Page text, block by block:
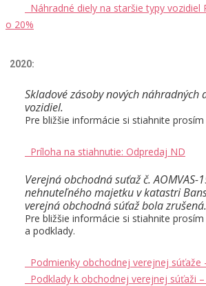
Náhradné diely na staršie typy vozidiel
o 20%
2020:
Skladové zásoby nových náhradných
vozidiel.
Pre bližšie informácie si stiahnite
Príloha na stiahnutie: Odpredaj ND
Verejná obchodná suťaž č.
nehnuteľného majetku v katastri
verejná obchodná súťaž bola zrušená.
Pre bližšie informácie si stiahnite
a podklady.
Podmienky obchodnej verejnej súťaže
Podklady k obchodnej verejnej súťaži